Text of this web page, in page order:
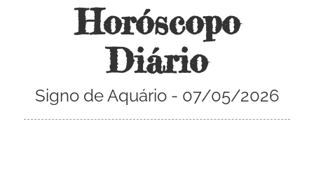
Horóscopo
Diário
Signo de Aquário - 07/05/2026